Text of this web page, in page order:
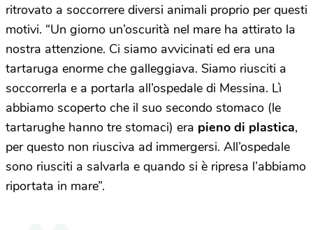
ritrovato a soccorrere diversi animali proprio per questi
motivi. “Un giorno un’oscurità nel mare ha attirato la
nostra attenzione. Ci siamo avvicinati ed era una
tartaruga enorme che galleggiava. Siamo riusciti a
soccorrerla e a portarla all’ospedale di Messina. Lì
abbiamo scoperto che il suo secondo stomaco (le
tartarughe hanno tre stomaci) era pieno di plastica,
per questo non riusciva ad immergersi. All’ospedale
sono riusciti a salvarla e quando si è ripresa l’abbiamo
riportata in mare”.